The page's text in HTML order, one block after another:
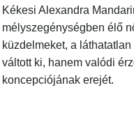
Kékesi Alexandra
mélyszegénységben élő
küzdelmeket, a
váltott ki, hanem valódi
koncepciójának erejét.